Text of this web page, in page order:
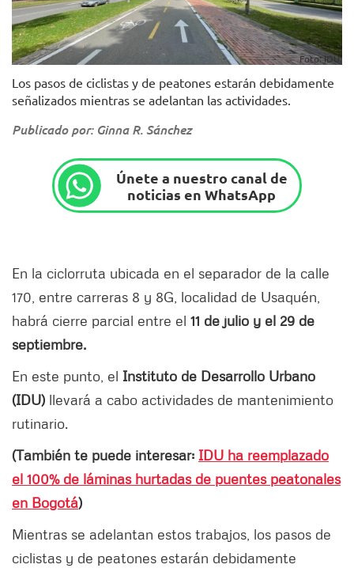
Foto: IDU.
Los pasos de ciclistas y de peatones estarán debidamente
señalizados mientras se adelantan las actividades.
Publicado por: Ginna R. Sánchez
Únete a nuestro canal de
noticias en WhatsApp
En la ciclorruta ubicada en el separador de la calle
170, entre carreras 8 y 8G, localidad de Usaquén,
habrá cierre parcial entre el 11 de julio y el 29 de
septiembre.
En este punto, el Instituto de Desarrollo Urbano
(IDU) llevará a cabo actividades de mantenimiento
rutinario.
(También te puede interesar: IDU ha reemplazado
el 100% de láminas hurtadas de puentes peatonales
en Bogotá)
Mientras se adelantan estos trabajos, los pasos de
ciclistas y de peatones estarán debidamente